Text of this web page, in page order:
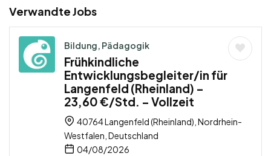
Verwandte Jobs
Bildung, Pädagogik
Frühkindliche
Entwicklungsbegleiter/in für
Langenfeld (Rheinland) –
23,60 €/Std. – Vollzeit
40764 Langenfeld (Rheinland), Nordrhein-
Westfalen, Deutschland
04/08/2026